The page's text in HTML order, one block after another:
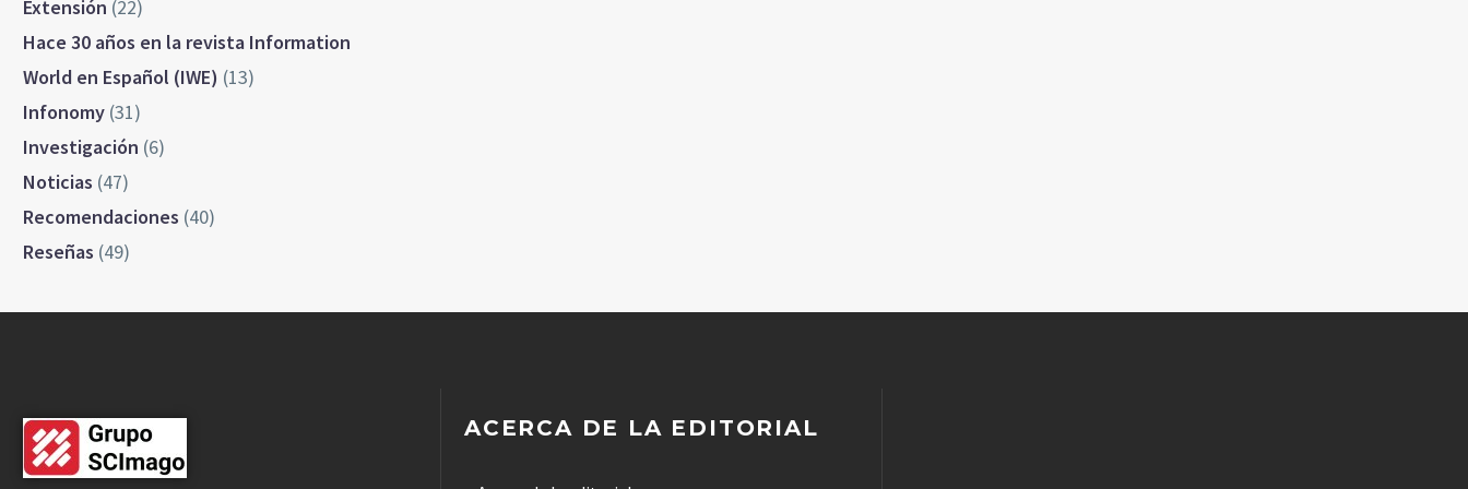
Extensión (22)
Hace 30 años en la revista Information
World en Español (IWE) (13)
Infonomy (31)
Investigación (6)
Noticias (47)
Recomendaciones (40)
Reseñas (49)
ACERCA DE LA EDITORIAL